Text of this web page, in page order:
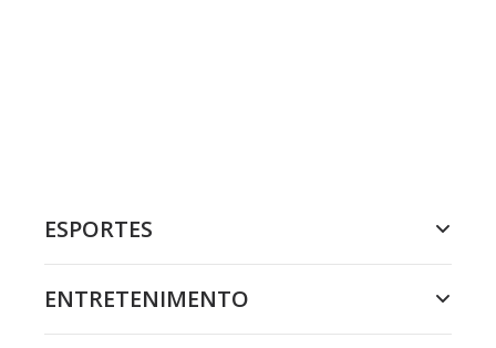
ESPORTES
ENTRETENIMENTO